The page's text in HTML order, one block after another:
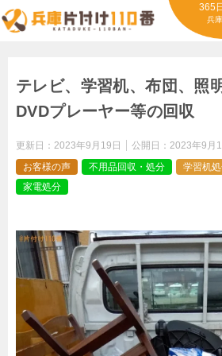
365
兵
テレビ、学習机、布団、照
DVDプレーヤー等の回収
更新日： 2023年9月19日 公開日： 2023年9月
お客様の声
不用品回収・処分 学習机
家電処分